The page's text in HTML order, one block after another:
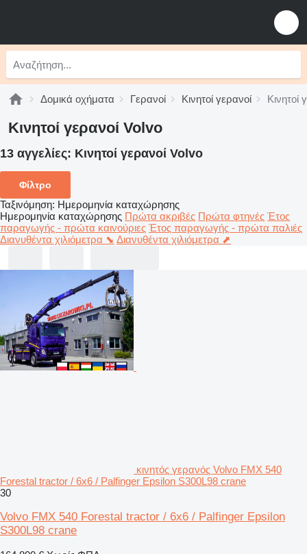
Δομικά οχήματα Γερανοί Κινητοί γερανοί Κινητοί
Κινητοί γερανοί Volvo
13 αγγελίες: Κινητοί γερανοί Volvo
Φίλτρο
Ταξινόμηση: Ημερομηνία καταχώρησης
Ημερομηνία καταχώρησης Πρώτα ακριβές Πρώτα φτηνές Έτος
παραγωγής - πρώτα καινούριες Έτος παραγωγής - πρώτα παλιές
Διανυθέντα χιλιόμετρα ⬊ Διανυθέντα χιλιόμετρα ⬈
κινητός γερανός Volvo FMX 540
Forestal tractor / 6x6 / Palfinger Epsilon S300L98 crane
30
Volvo FMX 540 Forestal tractor / 6x6 / Palfinger Epsilon
S300L98 crane